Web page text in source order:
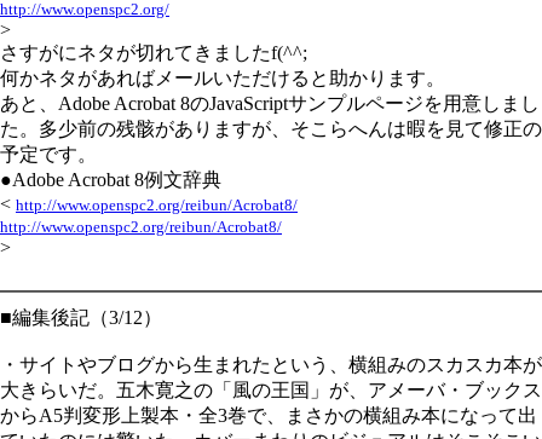
http://www.openspc2.org/
>
さすがにネタが切れてきましたf(^^;
何かネタがあればメールいただけると助かります。
あと、Adobe Acrobat 8のJavaScriptサンプルページを用意しまし
た。多少前の残骸がありますが、そこらへんは暇を見て修正の
予定です。
●Adobe Acrobat 8例文辞典
< http://www.openspc2.org/reibun/Acrobat8/
http://www.openspc2.org/reibun/Acrobat8/
>
■編集後記（3/12）
・サイトやブログから生まれたという、横組みのスカスカ本が
大きらいだ。五木寛之の「風の王国」が、アメーバ・ブックス
からA5判変形上製本・全3巻で、まさかの横組み本になって出